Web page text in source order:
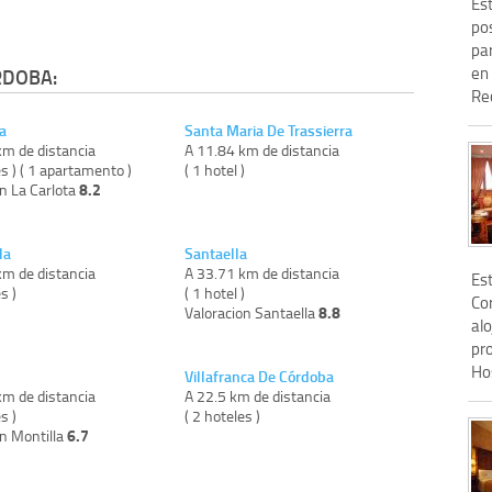
de distancia
) ( 1 apartamento )
La Carlota 8.2
de distancia
)
de distancia
)
Montilla 6.7
Santa Maria De Trassierra
A 11.84 km de distancia
( 1 hotel )
Santaella
A 33.71 km de distancia
( 1 hotel )
Valoracion Santaella8.8
Villafranca De Córdoba
A 22.5 km de distancia
( 2 hoteles )
en